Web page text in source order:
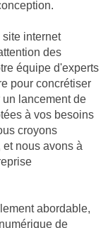
internet
des
équipe d'experts
pour concrétiser
lancement de
à vos besoins
croyons
nous avons à
abordable,
de